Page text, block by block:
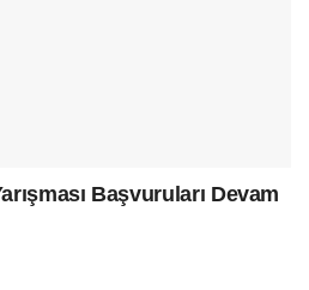
Başvuruları Devam